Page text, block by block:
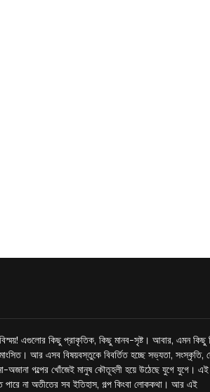
এগুলোর কিছু প্রাকৃতিক, কিছু মানব-সৃষ্ট। আবার, এমন কিছু
আর এসব বিষয়বস্তুকে বিবর্তিত হচ্ছে সভ্যতা, সংস্কৃতি,
অজানা গল্পের খোঁজেই মানুষ কৌতূহলী হয়ে উঠেছে যুগে যুগে। এই
না অতীতের সব ইতিহাস, গল্প কিংবা লোককথা। আর এই